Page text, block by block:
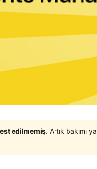
edilmemiş. Artık bakımı